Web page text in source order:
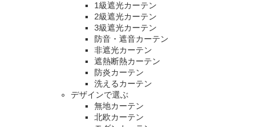
1級遮光カーテン
2級遮光カーテン
3級遮光カーテン
防音・遮音カーテン
非遮光カーテン
遮熱断熱カーテン
防炎カーテン
洗えるカーテン
デザインで選ぶ
無地カーテン
北欧カーテン